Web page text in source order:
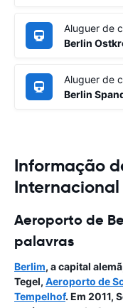
Aluguer de
Berlin
Aluguer de
Berlin
Informação
Aeroporto de
palavras
Berlim, a capital
Tegel, Aeroporto de
Tempelhof. Em 2011,